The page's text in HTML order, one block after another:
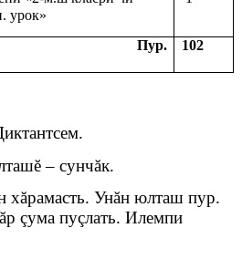
урок»
Пур. 102
– сунчăк.
Унăн юлташ пур.
çума пуçлать. Илемпи